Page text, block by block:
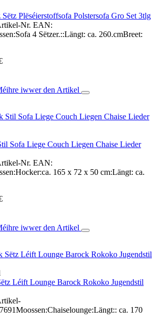
Plëséierstoffsofa Polstersofa Gro Set 3tlg
Nr. EAN:
4 Sëtzer.::Längt: ca. 260.cmBreet:
iwwer den Artikel
Sofa Liege Couch Liegen Chaise Lieder
Nr. EAN:
165 x 72 x 50 cm:Längt: ca.
iwwer den Artikel
Léift Lounge Barock Rokoko Jugendstil
ca. 170